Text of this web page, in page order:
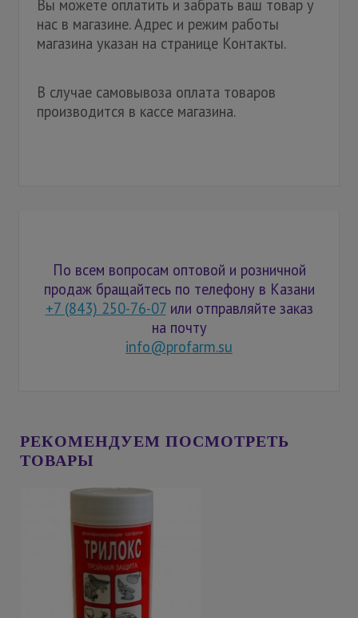
Вы можете оплатить и забрать ваш товар у
нас в магазине. Адрес и режим работы
магазина указан на странице Контакты.
В случае самовывоза оплата товаров
производится в кассе магазина.
По всем вопросам оптовой и розничной
продаж бращайтесь по телефону в Казани
+7 (843) 250-76-07или отправляйте заказ
на почту
info@profarm.su
РЕКОМЕНДУЕМ ПОСМОТРЕТЬ
ТОВАРЫ